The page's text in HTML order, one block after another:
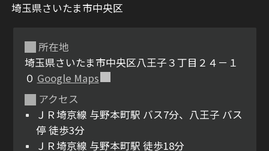
シャーメゾンとは
ン
埼玉県さいたま市中央区
所在地
埼玉県さいたま市中央区八王子３丁目２４－１
０ Google Maps
アクセス
ＪＲ埼京線 与野本町駅 バス7分、八王子 バス
停 徒歩3分
ＪＲ埼京線 与野本町駅 徒歩18分